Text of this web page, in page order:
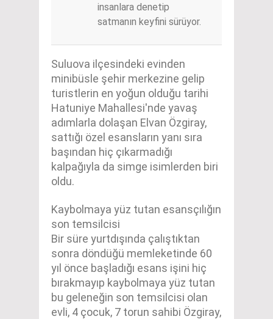
insanlara denetip
satmanın keyfini sürüyor.
Suluova ilçesindeki evinden
minibüsle şehir merkezine gelip
turistlerin en yoğun olduğu tarihi
Hatuniye Mahallesi'nde yavaş
adımlarla dolaşan Elvan Özgiray,
sattığı özel esansların yanı sıra
başından hiç çıkarmadığı
kalpağıyla da simge isimlerden biri
oldu.
Kaybolmaya yüz tutan esansçılığın
son temsilcisi
Bir süre yurtdışında çalıştıktan
sonra döndüğü memleketinde 60
yıl önce başladığı esans işini hiç
bırakmayıp kaybolmaya yüz tutan
bu geleneğin son temsilcisi olan
evli, 4 çocuk, 7 torun sahibi Özgiray,